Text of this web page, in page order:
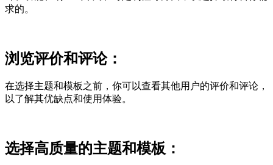
求的。
浏览评价和评论：
在选择主题和模板之前，你可以查看其他用户的评价和评论，
以了解其优缺点和使用体验。
选择高质量的主题和模板：